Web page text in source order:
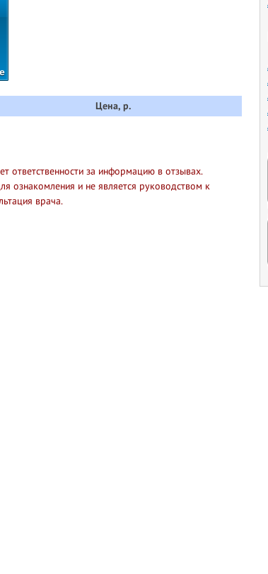
Цена, р.
ответственности за информацию в отзывах.
ознакомления и не является руководством к
врача.